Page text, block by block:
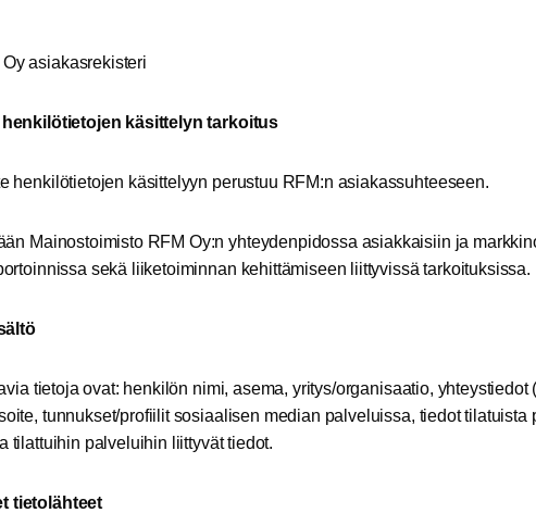
asiakasrekisteri
käsittelyn tarkoitus
henkilötietojen käsittelyyn perustuu RFM:n asiakassuhteeseen.
Mainostoimisto RFM Oy:n yhteydenpidossa asiakkaisiin ja
sekä liiketoiminnan kehittämiseen liittyvissä tarkoituksissa.
tietoja ovat: henkilön nimi, asema, yritys/organisaatio,
tunnukset/profiilit sosiaalisen median palveluissa, tiedot
tilattuihin palveluihin liittyvät tiedot.
tietolähteet